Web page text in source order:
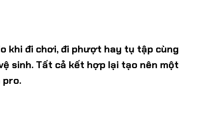
khi đi chơi, đi phượt hay tụ tập cùng
sinh. Tất cả kết hợp lại tạo nên một
pro.